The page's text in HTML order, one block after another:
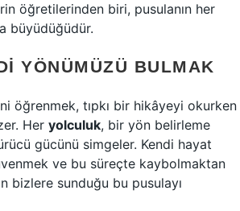
öğretilerinden biri, pusulanın her
büyüdüğüdür.
YÖNÜMÜZÜ BULMAK
öğrenmek, tıpkı bir hikâyeyi okurken
Her yolculuk, bir yön belirleme
gücünü simgeler. Kendi hayat
ve bu süreçte kaybolmaktan
bizlere sunduğu bu pusulayı